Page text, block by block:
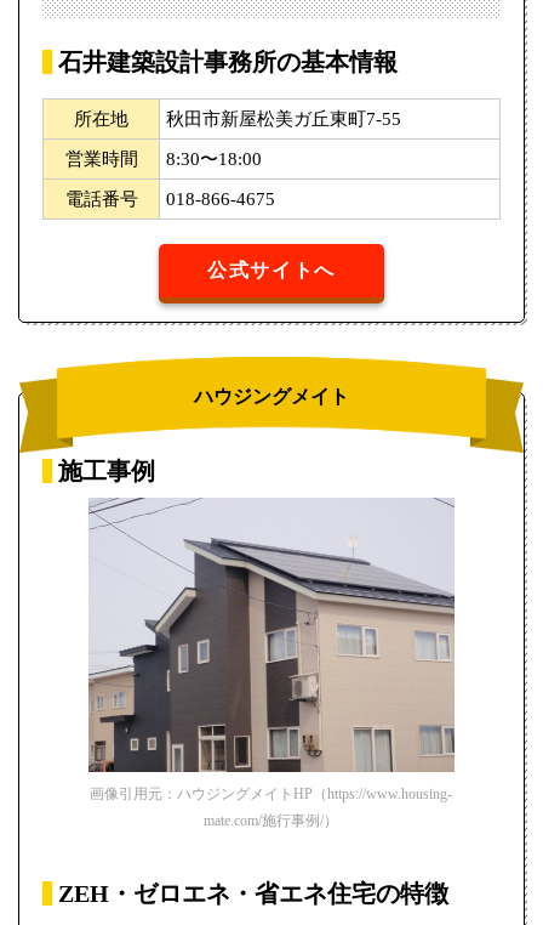
石井建築設計事務所の基本情報
所在地 秋田市新屋松美ガ丘東町7-55
営業時間 8:30〜18:00
電話番号 018-866-4675
公式サイトへ
ハウジングメイト
施工事例
画像引用元：ハウジングメイトHP（https://www.housing-
mate.com/施行事例/）
ZEH・ゼロエネ・省エネ住宅の特徴